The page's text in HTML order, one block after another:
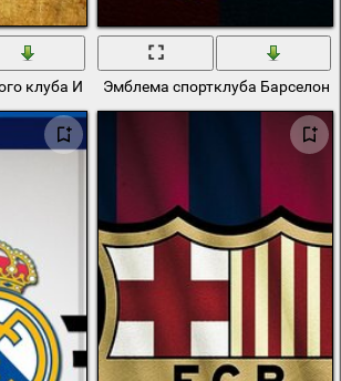
клуба ИспанииЭмблема спортклуба Барселона